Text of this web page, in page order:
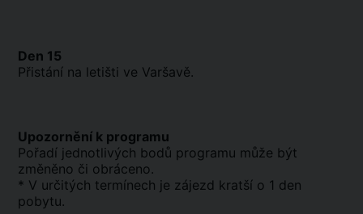
Den 15
Přistání na letišti ve Varšavě.
Upozornění k programu
Pořadí jednotlivých bodů programu může být
změněno či obráceno.
* V určitých termínech je zájezd kratší o 1 den
pobytu.